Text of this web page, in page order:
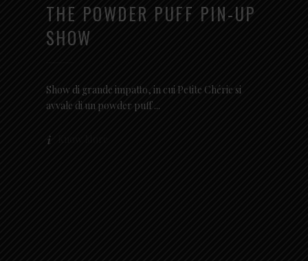
THE POWDER PUFF PIN-UP
SHOW
Show di grande impatto, in cui Petite Chérie si
avvale di un powder puff